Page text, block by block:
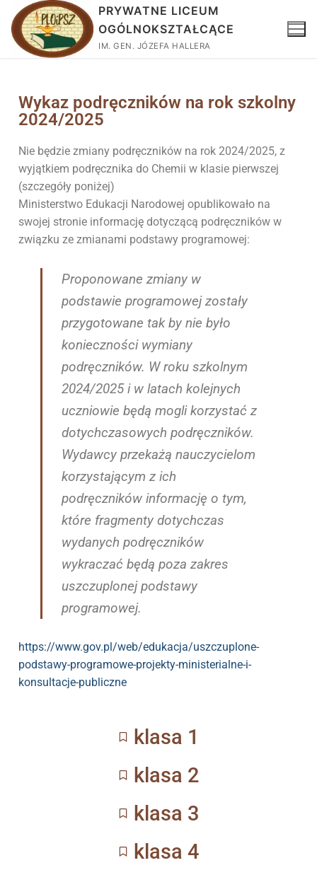
PRYWATNE LICEUM
OGÓLNOKSZTAŁCĄCE
IM. GEN. JÓZEFA HALLERA
Wykaz podręczników na rok szkolny
2024/2025
Nie będzie zmiany podręczników na rok 2024/2025, z
wyjątkiem podręcznika do Chemii w klasie pierwszej
(szczegóły poniżej)
Ministerstwo Edukacji Narodowej opublikowało na
swojej stronie informację dotyczącą podręczników w
związku ze zmianami podstawy programowej:
Proponowane zmiany w
podstawie programowej zostały
przygotowane tak by nie było
konieczności wymiany
podręczników. W roku szkolnym
2024/2025 i w latach kolejnych
uczniowie będą mogli korzystać z
dotychczasowych podręczników.
Wydawcy przekażą nauczycielom
korzystającym z ich
podręczników informację o tym,
które fragmenty dotychczas
wydanych podręczników
wykraczać będą poza zakres
uszczuplonej podstawy
programowej.
https://www.gov.pl/web/edukacja/uszczuplone-
podstawy-programowe-projekty-ministerialne-i-
konsultacje-publiczne
klasa 1
klasa 2
klasa 3
klasa 4